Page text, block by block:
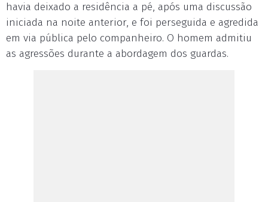
havia deixado a residência a pé, após uma discussão
iniciada na noite anterior, e foi perseguida e agredida
em via pública pelo companheiro. O homem admitiu
as agressões durante a abordagem dos guardas.